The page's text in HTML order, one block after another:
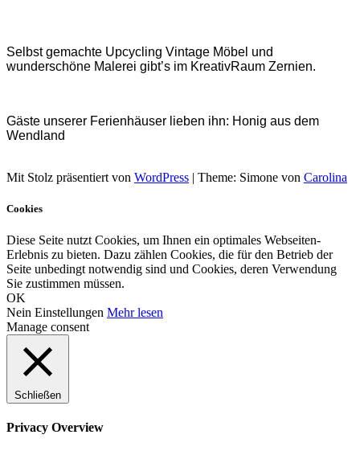
Selbst gemachte Upcycling Vintage Möbel und
wunderschöne Malerei gibt’s im KreativRaum Zernien.
Gäste unserer Ferienhäuser lieben ihn: Honig aus dem
Wendland
Mit Stolz präsentiert von WordPress | Theme: Simone von Carolina
Cookies
Diese Seite nutzt Cookies, um Ihnen ein optimales Webseiten-
Erlebnis zu bieten. Dazu zählen Cookies, die für den Betrieb der
Seite unbedingt notwendig sind und Cookies, deren Verwendung
Sie zustimmen müssen.
OK
Nein Einstellungen Mehr lesen
Manage consent
Schließen
Privacy Overview